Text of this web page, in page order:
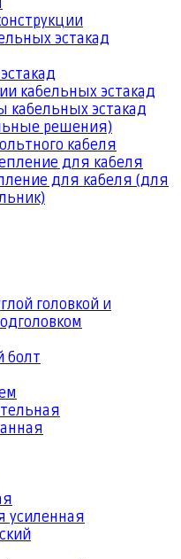
эстакад
кабельных эстакад
кабельных эстакад
решения)
кабеля
для кабеля
для кабеля (для
головкой и
болт
усиленная